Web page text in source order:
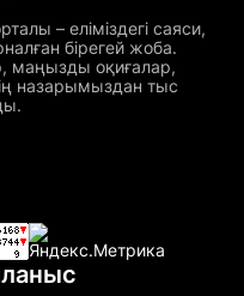
– еліміздегі саяси,
бірегей жоба.
маңызды оқиғалар,
назарымыздан тыс